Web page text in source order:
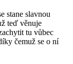
stane slavnou
teď věnuje
tu vůbec
čemuž se o ní